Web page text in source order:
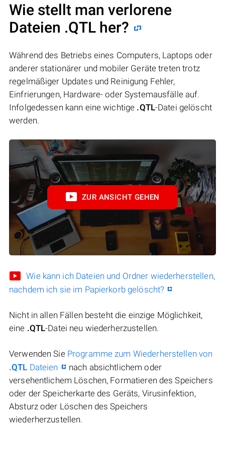
Wie stellt man verlorene
Dateien .QTL her?
Während des Betriebs eines Computers, Laptops oder
anderer stationärer und mobiler Geräte treten trotz
regelmäßiger Updates und Reinigung Fehler,
Einfrierungen, Hardware- oder Systemausfälle auf.
Infolgedessen kann eine wichtige .QTL-Datei gelöscht
werden.
ZUR ANSICHT GEHEN
Wie kann ich Dateien und Ordner wiederherstellen,
nachdem ich sie im Papierkorb gelöscht?
Nicht in allen Fällen besteht die einzige Möglichkeit,
eine .QTL-Datei neu wiederherzustellen.
Verwenden Sie Programme zum Wiederherstellen von
.QTL Dateien
nach absichtlichem oder
versehentlichem Löschen, Formatieren des Speichers
oder der Speicherkarte des Geräts, Virusinfektion,
Absturz oder Löschen des Speichers
wiederherzustellen.